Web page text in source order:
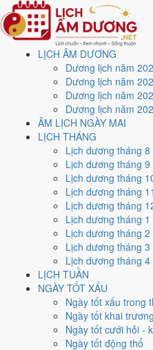
LỊCH ÂM DƯƠNG
Dương lịch năm
Dương lịch năm
Dương lịch năm
Dương lịch năm
ÂM LỊCH NGÀY MAI
LỊCH THÁNG
Lịch dương tháng
Lịch dương tháng
Lịch dương tháng
Lịch dương tháng
Lịch dương tháng
Lịch dương tháng
Lịch dương tháng
Lịch dương tháng
Lịch dương tháng
LỊCH TUẦN
NGÀY TỐT XẤU
Ngày tốt xấu trong
Ngày tốt khai trương
Ngày tốt cưới hỏi -
Ngày tốt động thổ
Trang chủ
Lịch năm 2029
Tháng 8/2029
Ngày 20/8/2029 (Nhâm Ngọ)
Xem ngày
lịch - Ngày
(Nhâm Ngọ)
Ngày 20/8/2029 dương lịch
Nhâm Ngọ- Can khắc
Dương Liễu Mộc. Tổng hòa, đây
cho các việc quan
Sửu, Mão, Ngọ, Thân, Dậu
Ngày Dương
Tháng 8 năm 2029